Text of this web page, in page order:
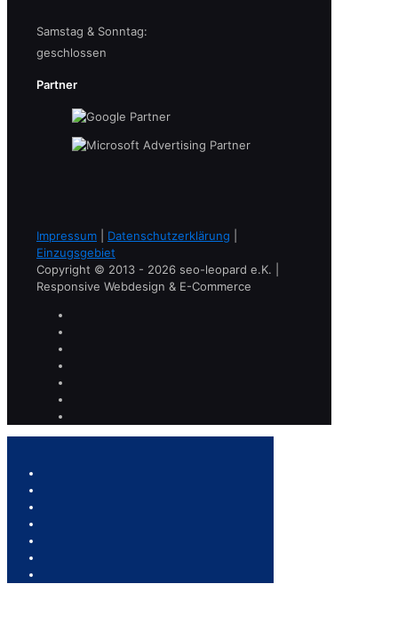
Samstag & Sonntag:
geschlossen
Partner
Impressum Datenschutzerklärung
Einzugsgebiet
Copyright © 2013 - 2026 seo-leopard e.K. |
Responsive Webdesign & E-Commerce